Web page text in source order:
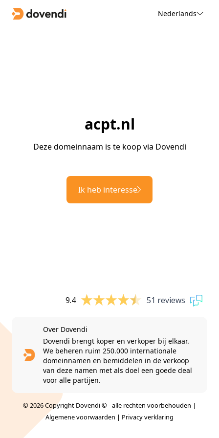
Nederlands
acpt.nl
Deze domeinnaam is te koop via Dovendi
Ik heb interesse
9.4 51 reviews
Over Dovendi
Dovendi brengt koper en verkoper bij elkaar.
We beheren ruim 250.000 internationale
domeinnamen en bemiddelen in de verkoop
van deze namen met als doel een goede deal
voor alle partijen.
© 2026 Copyright Dovendi © - alle rechten voorbehouden |
Algemene voorwaarden | Privacy verklaring